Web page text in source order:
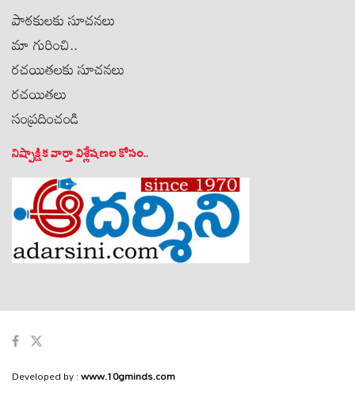
పాఠకులకు సూచనలు
మా గురించి..
రచయితలకు సూచనలు
రచయితలు
సంప్రదించండి
నిష్పాక్షిక వార్తా విశ్లేషణల కోసం..
Developed by :www.10gminds.com